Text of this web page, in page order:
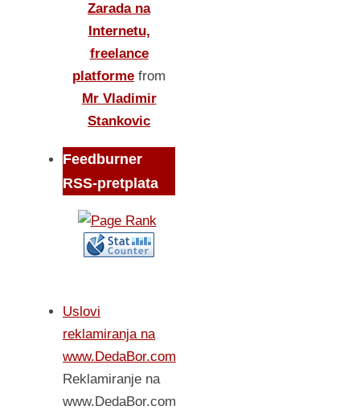
Zarada na
Internetu,
freelance
platforme from
Mr Vladimir
Stankovic
Feedburner
RSS-pretplata
Uslovi
reklamiranja na
www.DedaBor.com
Reklamiranje na
www.DedaBor.com